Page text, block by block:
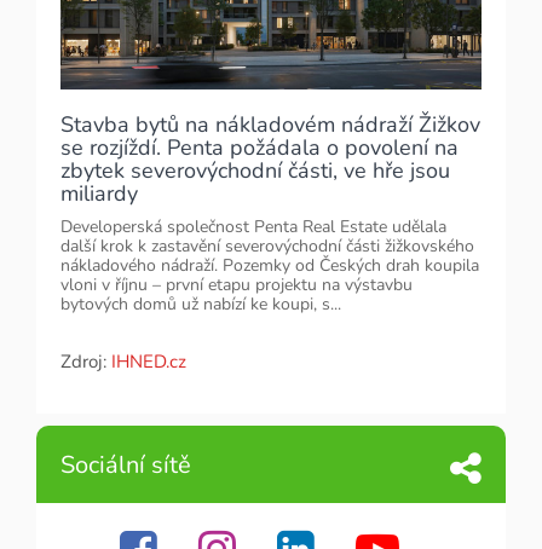
Stavba bytů na nákladovém nádraží Žižkov
se rozjíždí. Penta požádala o povolení na
zbytek severovýchodní části, ve hře jsou
miliardy
Developerská společnost Penta Real Estate udělala
další krok k zastavění severovýchodní části žižkovského
nákladového nádraží. Pozemky od Českých drah koupila
vloni v říjnu – první etapu projektu na výstavbu
bytových domů už nabízí ke koupi, s...
Zdroj: IHNED.cz
Sociální sítě